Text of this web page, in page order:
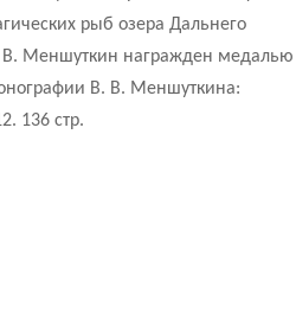
рыб озера Дальнего
В. Меншуткин награжден медалью
В. В. Меншуткина:
136 стр.